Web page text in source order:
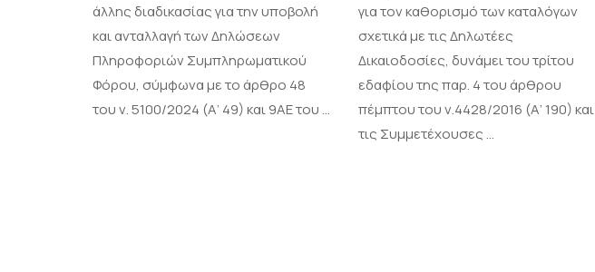
άλλης διαδικασίας για την υποβολή
και ανταλλαγή των Δηλώσεων
Πληροφοριών Συμπληρωματικού
Φόρου, σύμφωνα με το άρθρο 48
του ν. 5100/2024 (Α’ 49) και 9ΑΕ του …
για τον καθορισμό των καταλόγων
σχετικά με τις Δηλωτέες
Δικαιοδοσίες, δυνάμει του τρίτου
εδαφίου της παρ. 4 του άρθρου
πέμπτου του ν.4428/2016 (Α’ 190) και
τις Συμμετέχουσες …